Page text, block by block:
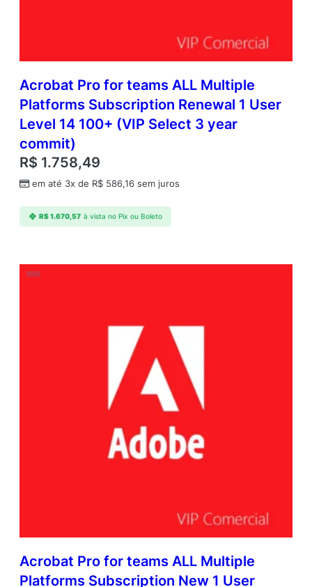
Acrobat Pro for teams ALL Multiple
Platforms Subscription Renewal 1 User
Level 14 100+ (VIP Select 3 year
commit)
R$ 1.758,49
em até 3x de R$ 586,16 sem juros
R$1.670,57 à vista no Pix ou Boleto
Acrobat Pro for teams ALL Multiple
Platforms Subscription New 1 User